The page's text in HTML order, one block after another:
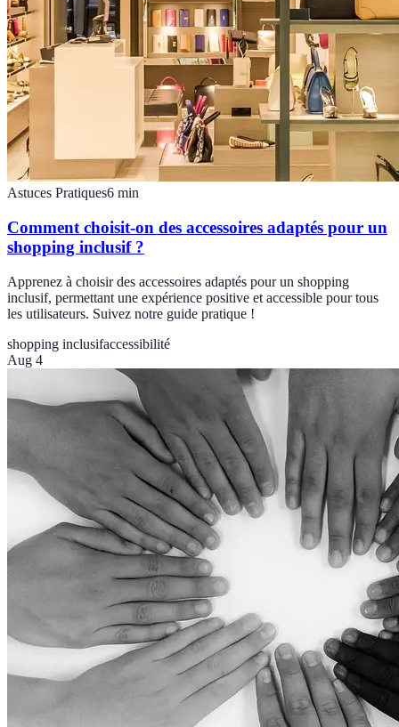
Astuces Pratiques6 min
Comment choisit-on des accessoires adaptés pour un
shopping inclusif ?
Apprenez à choisir des accessoires adaptés pour un shopping
inclusif, permettant une expérience positive et accessible pour tous
les utilisateurs. Suivez notre guide pratique !
shopping inclusifaccessibilité
Aug 4